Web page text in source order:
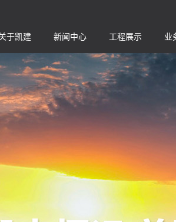
于凯建 新闻中心 工程展示 业